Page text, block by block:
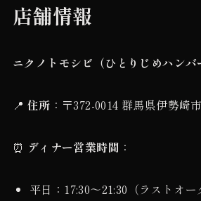
店舗情報
ニクノトモシビ（ひとりじめハンバ
📍 住所 ：〒372-0014 群馬県伊勢崎
⏰ ディナー営業時間 ：
平日：17:30〜21:30（ラストオー